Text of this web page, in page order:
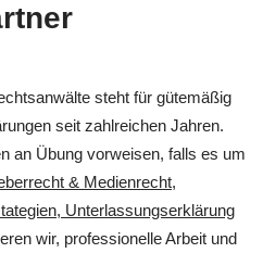
steht für gütemäßig
seit zahlreichen Jahren.
an Übung vorweisen, falls es um
& Medienrecht,
Unterlassungserklärung
wir, professionelle Arbeit und